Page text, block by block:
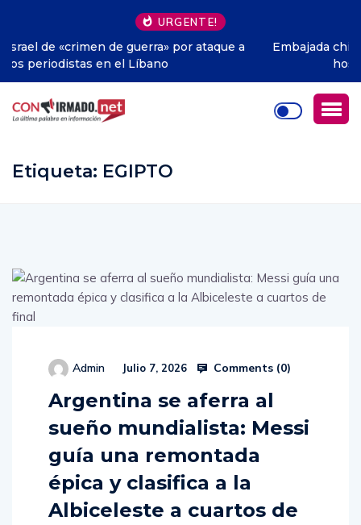
URGENTE!
Embajada china dona juguetes a niños del principal
hospital pediátrico de Uruguay
Etiqueta: EGIPTO
Admin Julio 7, 2026 Comments (0)
Argentina se aferra al
sueño mundialista: Messi
guía una remontada
épica y clasifica a la
Albiceleste a cuartos de